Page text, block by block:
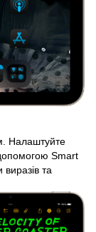
Налаштуйте
Smart
та